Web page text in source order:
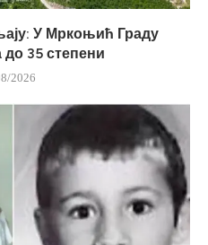
У Мркоњић Граду
35 степени
2026